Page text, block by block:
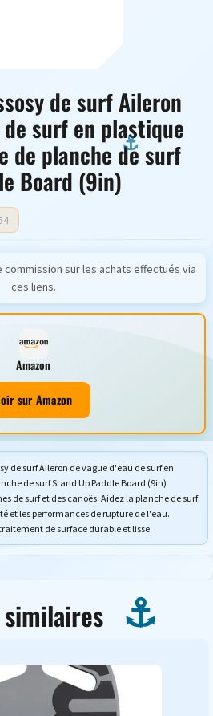
de surf Aileron
surf en plastique
de planche de surf
Board (9in)
sur les achats effectués via
ces liens.
Amazon
sur Amazon
de surf Aileron de vague d'eau de surf en
de surf Stand Up Paddle Board (9in)
de surf et des canoës. Aidez la planche de surf
et les performances de rupture de l'eau.
de surface durable et lisse.